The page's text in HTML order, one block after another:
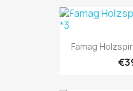
Famag